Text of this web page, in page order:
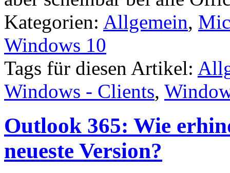
Kategorien: Allgemein,
Windows 10
Tags für diesen Artikel:
Windows - Clients,
Outlook 365: Wie
neueste Version?